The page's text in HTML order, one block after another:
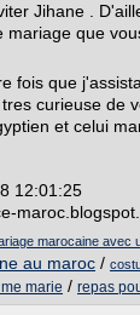
Jihane .
mariage que
fois que
curieuse de
et celui
12:01:25
marocaine avec
au maroc /
marie / repas